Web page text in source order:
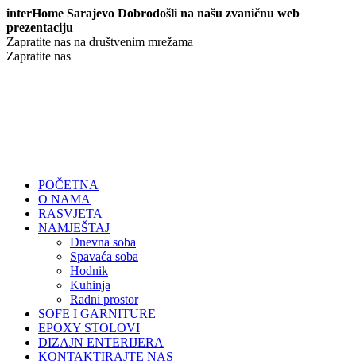
interHome Sarajevo Dobrodošli na našu zvaničnu web
prezentaciju
Zapratite nas na društvenim mrežama
Zapratite nas
POČETNA
O NAMA
RASVJETA
NAMJEŠTAJ
Dnevna soba
Spavaća soba
Hodnik
Kuhinja
Radni prostor
SOFE I GARNITURE
EPOXY STOLOVI
DIZAJN ENTERIJERA
KONTAKTIRAJTE NAS